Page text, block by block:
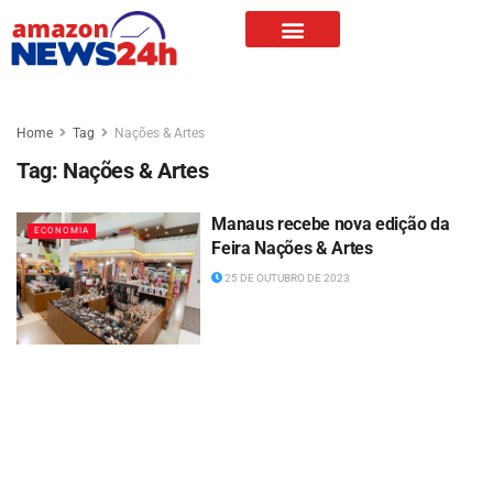
Home Tag Nações & Artes
Tag: Nações & Artes
ECONOMIA
Manaus recebe nova edição da
Feira Nações & Artes
25 DE OUTUBRO DE 2023